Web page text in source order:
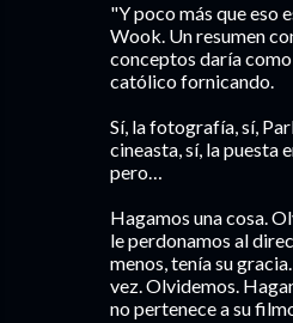
"Y poco más que eso
Wook. Un resumen
conceptos daría
católico fornicando.
Sí, la fotografía, sí,
cineasta, sí, la puesta
pero…
Hagamos una cosa.
le perdonamos al
menos, tenía su
vez. Olvidemos.
no pertenece a su